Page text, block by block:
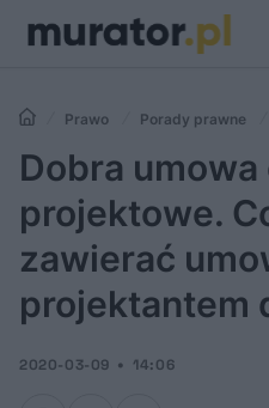
Prawo Porady prawne
Co musi zawierać umowa z
Dobra umowa
projektowe.
zawierać
projektantem
2020-03-09 14:06